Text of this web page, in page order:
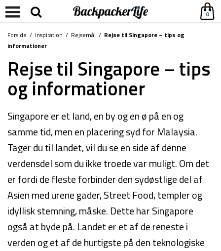
0
Forside / Inspiration / Rejsemål / Rejse til Singapore – tips og
informationer
Rejse til Singapore – tips
og informationer
Singapore er et land, en by og en ø på en og
samme tid, men en placering syd for Malaysia.
Tager du til landet, vil du se en side af denne
verdensdel som du ikke troede var muligt. Om det
er fordi de fleste forbinder den sydøstlige del af
Asien med urene gader, Street Food, templer og
idyllisk stemning, måske. Dette har Singapore
også at byde på. Landet er et af de reneste i
verden og et af de hurtigste på den teknologiske